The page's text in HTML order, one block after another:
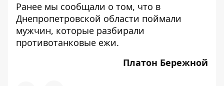
Ранее мы сообщали о том, что в
Днепропетровской области поймали
мужчин, которые разбирали
противотанковые ежи.
Платон Бережной